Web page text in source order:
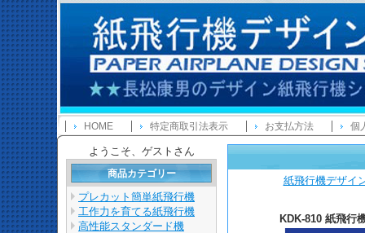
HOME 特定商取引法表示 お支払方法 個
ようこそ、ゲストさん
商品カテゴリー
プレカット簡単紙飛行機
工作力を育てる紙飛行機
高性能スタンダード機
紙飛行機デザイ
KDK-810 紙飛行